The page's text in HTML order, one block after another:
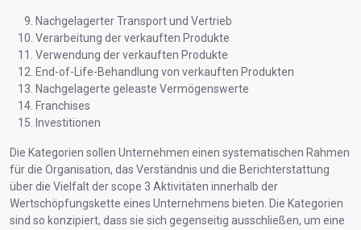
Nachgelagerter Transport und Vertrieb
Verarbeitung der verkauften Produkte
Verwendung der verkauften Produkte
End-of-Life-Behandlung von verkauften Produkten
Nachgelagerte geleaste Vermögenswerte
Franchises
Investitionen
Die Kategorien sollen Unternehmen einen systematischen Rahmen
für die Organisation, das Verständnis und die Berichterstattung
über die Vielfalt der scope 3 Aktivitäten innerhalb der
Wertschöpfungskette eines Unternehmens bieten. Die Kategorien
sind so konzipiert, dass sie sich gegenseitig ausschließen, um eine